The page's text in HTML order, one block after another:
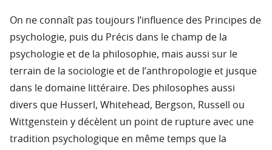
On ne connaît pas toujours l’influence des Principes de
psychologie, puis du Précis dans le champ de la
psychologie et de la philosophie, mais aussi sur le
terrain de la sociologie et de l’anthropologie et jusque
dans le domaine littéraire. Des philosophes aussi
divers que Husserl, Whitehead, Bergson, Russell ou
Wittgenstein y décèlent un point de rupture avec une
tradition psychologique en même temps que la